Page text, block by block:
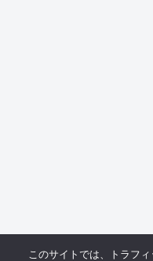
このサイトでは、トラフ